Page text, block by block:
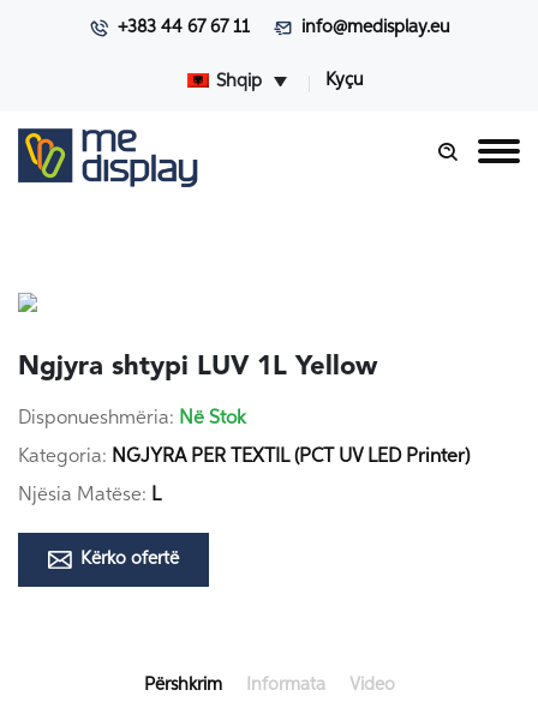
+383 44 67 67 11 info@medisplay.eu
Shqip Kyçu
Ngjyra shtypi LUV 1L Yellow
Disponueshmëria: Në Stok
Kategoria: NGJYRA PER TEXTIL (PCT UV LED Printer)
Njësia Matëse: L
Kërko ofertë
Përshkrim Informata Video